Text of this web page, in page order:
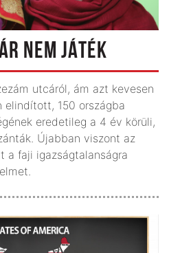
NEM JÁTÉK
utcáról, ám azt kevesen
150 országba
eredetileg a 4 év körüli,
Újabban viszont az
a faji igazságtalanságra